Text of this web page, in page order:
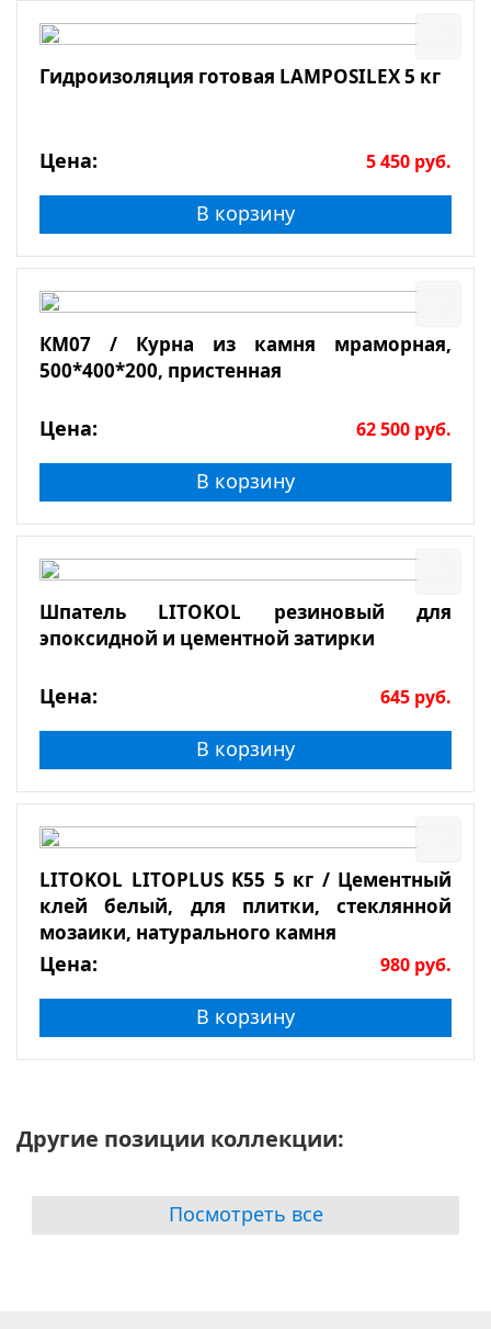
Гидроизоляция готовая LAMPOSILEX 5 кг
Цена: 5 450 руб.
В корзину
КМ07 / Курна из камня мраморная,
500*400*200, пристенная
Цена: 62 500 руб.
В корзину
Шпатель LITOKOL резиновый для
эпоксидной и цементной затирки
Цена: 645 руб.
В корзину
LITOKOL LITOPLUS K55 5 кг / Цементный
клей белый, для плитки, стеклянной
мозаики, натурального камня
Цена: 980 руб.
В корзину
Другие позиции коллекции:
Посмотреть все